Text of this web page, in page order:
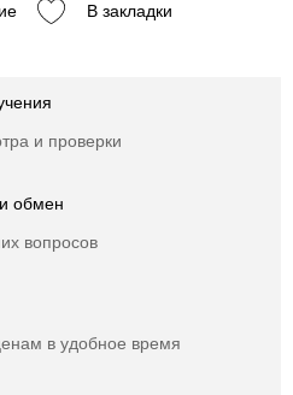
В закладки
и проверки
обмен
вопросов
в удобное время